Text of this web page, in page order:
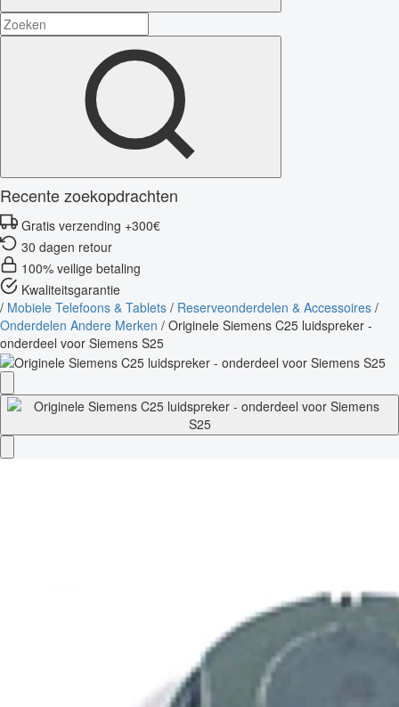
Recente zoekopdrachten
Gratis verzending +300€
30 dagen retour
100% veilige betaling
Kwaliteitsgarantie
/ Mobiele Telefoons & Tablets / Reserveonderdelen & Accessoires /
Onderdelen Andere Merken / Originele Siemens C25 luidspreker -
onderdeel voor Siemens S25